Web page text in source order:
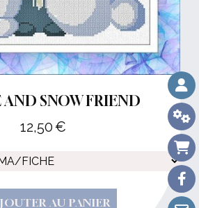
SNOW FRIEND
12,50€
AU PANIER